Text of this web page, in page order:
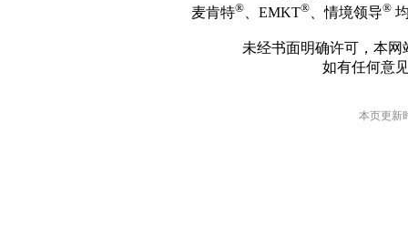
麦肯特® 、EMKT® 、情境领导®
未经书面明确许可，本
如有任何意
本页更新